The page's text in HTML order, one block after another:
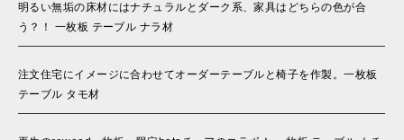
明るい無垢の床材にはナチュラルとダーク系、家具はどちらの色が合
う？！ 一枚板 テーブル ナラ材
注文住宅にイメージに合わせてオーダーテーブルと椅子を作製。一枚板
テーブル タモ材